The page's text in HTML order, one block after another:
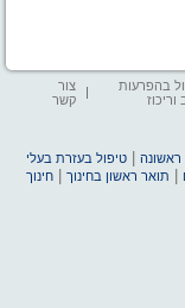
בהפרעות
צור
קשר
ראשונה |טיפול בעזרת בעלי
תואר ראשון בחינוך |חינוך